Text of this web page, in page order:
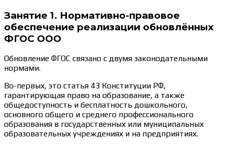
Занятие 1. Нормативно-правовое
обеспечение реализации обновлённых
ФГОС ООО
Обновление ФГОС связано с двумя законодательными
нормами.
Во-первых, это статья 43 Конституции РФ,
гарантирующая право на образование, а также
общедоступность и бесплатность дошкольного,
основного общего и среднего профессионального
образования в государственных или муниципальных
образовательных учреждениях и на предприятиях.